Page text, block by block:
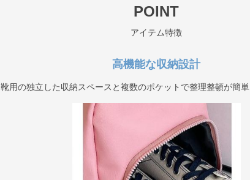
POINT
アイテム特徴
高機能な収納設計
靴用の独立した収納スペースと複数のポケットで整理整頓が簡単